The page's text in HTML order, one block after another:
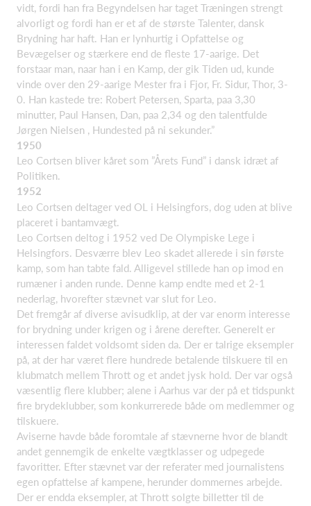
vidt, fordi han fra Begyndelsen har taget Træningen strengt
alvorligt og fordi han er et af de største Talenter, dansk
Brydning har haft. Han er lynhurtig i Opfattelse og
Bevægelser og stærkere end de fleste 17-aarige. Det
forstaar man, naar han i en Kamp, der gik Tiden ud, kunde
vinde over den 29-aarige Mester fra i Fjor, Fr. Sidur, Thor, 3-
0. Han kastede tre: Robert Petersen, Sparta, paa 3,30
minutter, Paul Hansen, Dan, paa 2,34 og den talentfulde
Jørgen Nielsen , Hundested på ni sekunder.”
1950
Leo Cortsen bliver kåret som ”Årets Fund” i dansk idræt af
Politiken.
1952
Leo Cortsen deltager ved OL i Helsingfors, dog uden at blive
placeret i bantamvægt.
Leo Cortsen deltog i 1952 ved De Olympiske Lege i
Helsingfors. Desværre blev Leo skadet allerede i sin første
kamp, som han tabte fald. Alligevel stillede han op imod en
rumæner i anden runde. Denne kamp endte med et 2-1
nederlag, hvorefter stævnet var slut for Leo.
Det fremgår af diverse avisudklip, at der var enorm interesse
for brydning under krigen og i årene derefter. Generelt er
interessen faldet voldsomt siden da. Der er talrige eksempler
på, at der har været flere hundrede betalende tilskuere til en
klubmatch mellem Thrott og et andet jysk hold. Der var også
væsentlig flere klubber; alene i Aarhus var der på et tidspunkt
fire brydeklubber, som konkurrerede både om medlemmer og
tilskuere.
Aviserne havde både foromtale af stævnerne hvor de blandt
andet gennemgik de enkelte vægtklasser og udpegede
favoritter. Efter stævnet var der referater med journalistens
egen opfattelse af kampene, herunder dommernes arbejde.
Der er endda eksempler, at Thrott solgte billetter til de